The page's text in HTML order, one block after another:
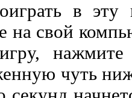
в эту
на свой
чуть